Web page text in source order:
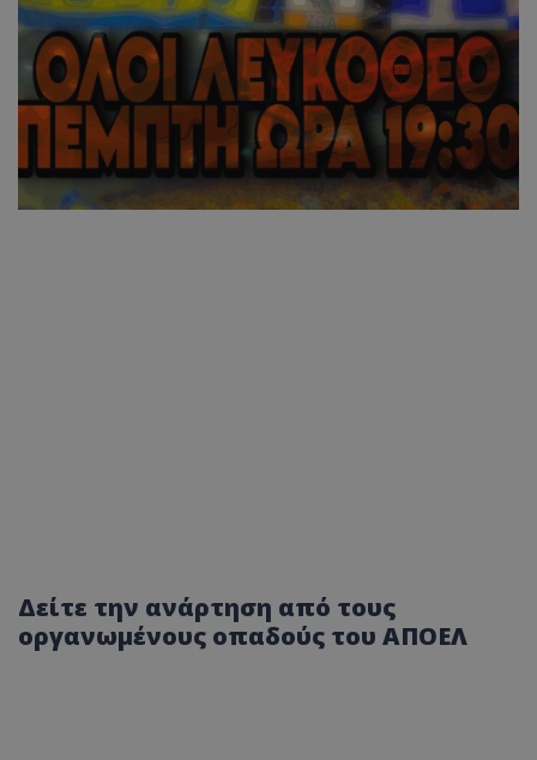
Δείτε την ανάρτηση από τους
οργανωμένους οπαδούς του ΑΠΟΕΛ